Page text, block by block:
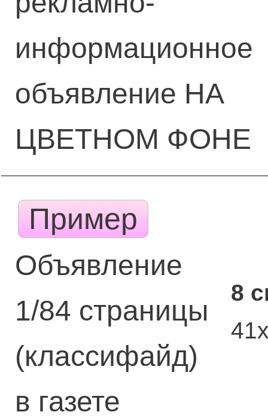
информационное
объявление НА
ЦВЕТНОМ ФОНЕ
Пример
Объявление
1/84 страницы
(классифайд)
в газете
8